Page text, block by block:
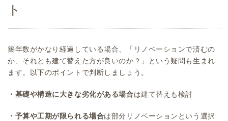
ト
築年数がかなり経過している場合、「リノベーションで済むの
か、それとも建て替えた方が良いのか？」という疑問も生まれ
ます。以下のポイントで判断しましょう。
・基礎や構造に大きな劣化がある場合は建て替えも検討
・予算や工期が限られる場合は部分リノベーションという選択